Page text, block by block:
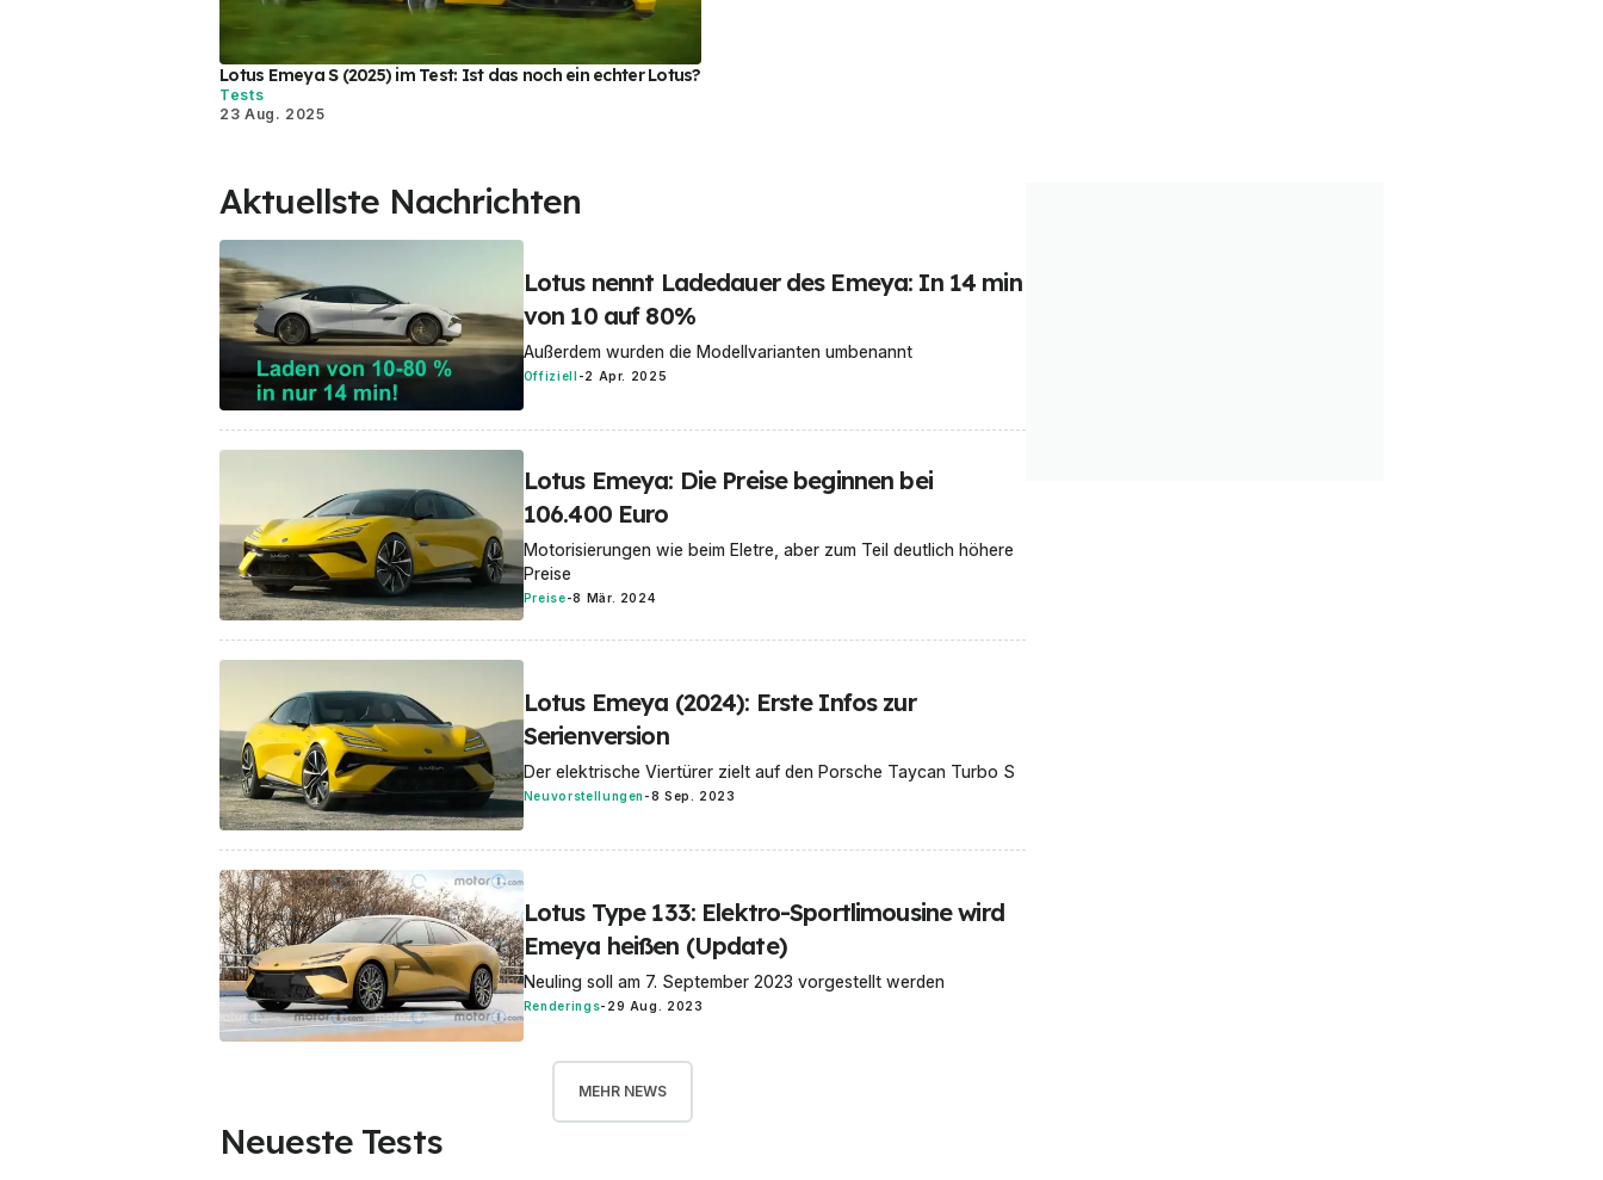
Lotus Emeya S (2025) im Test: Ist das noch ein echter Lotus?
Tests
23 Aug. 2025
Aktuellste Nachrichten
Lotus nennt Ladedauer des Emeya: In 14 min
von 10 auf 80%
Außerdem wurden die Modellvarianten umbenannt
Offiziell -2 Apr. 2025
Lotus Emeya: Die Preise beginnen bei
106.400 Euro
Motorisierungen wie beim Eletre, aber zum Teil deutlich höhere
Preise
Preise-8 Mär. 2024
Lotus Emeya (2024): Erste Infos zur
Serienversion
Der elektrische Viertürer zielt auf den Porsche Taycan Turbo S
Neuvorstellungen -8 Sep. 2023
Lotus Type 133: Elektro-Sportlimousine wird
Emeya heißen (Update)
Neuling soll am 7. September 2023 vorgestellt werden
Renderings- 29 Aug. 2023
MEHR NEWS
Neueste Tests